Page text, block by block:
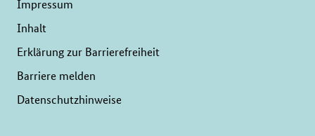
Impressum
Inhalt
Erklärung zur Barrierefreiheit
Barriere melden
Datenschutzhinweise